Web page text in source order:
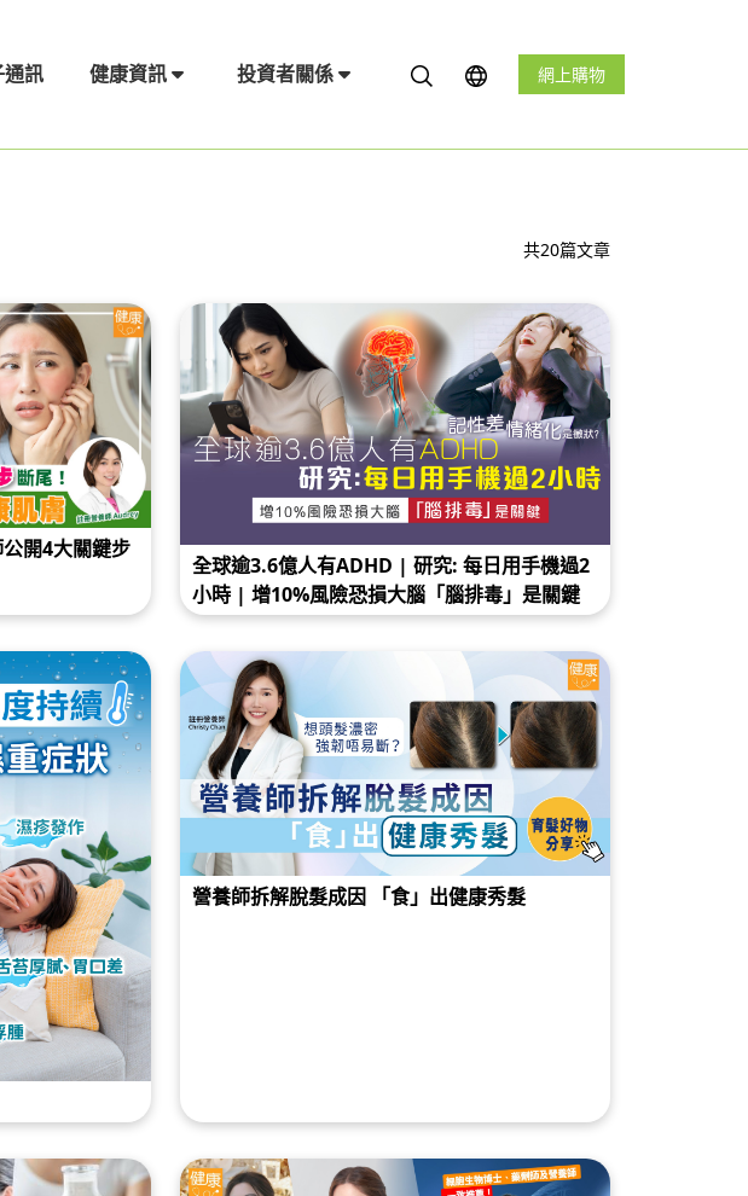
通訊 健康資訊 投資者關係 網上購物
共20篇文章
開4大關鍵步
全球逾3.6億人有ADHD | 研究: 每日用手機過2
小時 | 增10%風險恐損大腦「腦排毒」是關鍵
營養師拆解脫髮成因 「食」出健康秀髮